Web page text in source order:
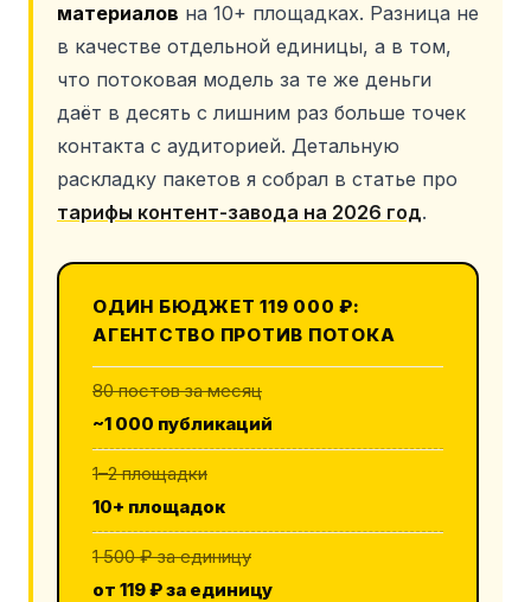
материалов на 10+ площадках. Разница не
в качестве отдельной единицы, а в том,
что потоковая модель за те же деньги
даёт в десять с лишним раз больше точек
контакта с аудиторией. Детальную
раскладку пакетов я собрал в статье про
тарифы контент-завода на 2026 год.
ОДИН БЮДЖЕТ 119 000 ₽:
АГЕНТСТВО ПРОТИВ ПОТОКА
80 постов за месяц
~1 000 публикаций
1–2 площадки
10+ площадок
1 500 ₽ за единицу
от 119 ₽ за единицу